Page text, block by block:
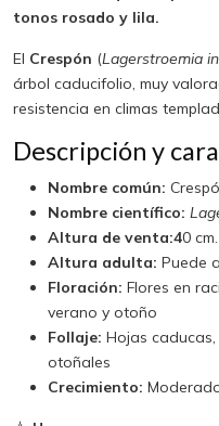
tonos rosado y lila.
El Crespón (Lagerstroemia
árbol caducifolio, muy
resistencia en climas
Descripción y
Nombre común:
Nombre científico:
Altura de venta:40
Altura adulta: Puede
Floración: Flores en
verano y otoño
Follaje: Hojas
otoñales
Crecimiento: